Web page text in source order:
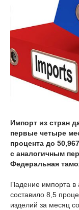
Импорт из стран
первые четыре
процента до
с аналогичным
Федеральная
Падение импорта в
составило 8,5
изделий за месяц